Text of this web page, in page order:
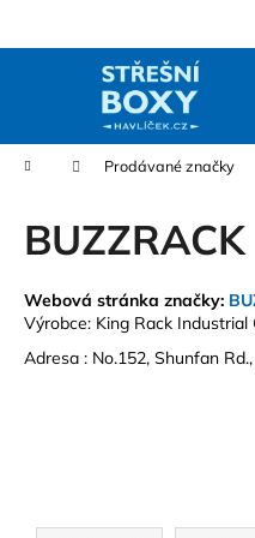
obsah
Domů Prodávané značky
BUZZRACK
Webová stránka značky:
Výrobce: King Rack
Adresa : No.152, Shunfan
Ř
o
k
Zpět
obchodu
Zpět
obchodu